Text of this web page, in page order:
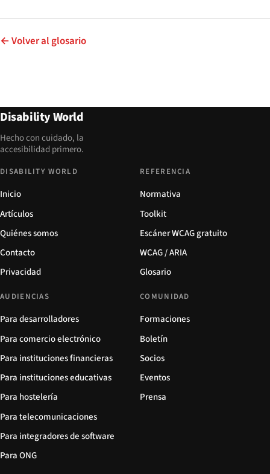
← Volver al glosario
Disability World
Hecho con cuidado, la
accesibilidad primero.
DISABILITY WORLD
Inicio
Artículos
Quiénes somos
Contacto
Privacidad
REFERENCIA
Normativa
Toolkit
Escáner WCAG gratuito
WCAG / ARIA
Glosario
AUDIENCIAS
Para desarrolladores
Para comercio electrónico
Para instituciones financieras
Para instituciones educativas
Para hostelería
Para telecomunicaciones
Para integradores de software
Para ONG
COMUNIDAD
Formaciones
Boletín
Socios
Eventos
Prensa